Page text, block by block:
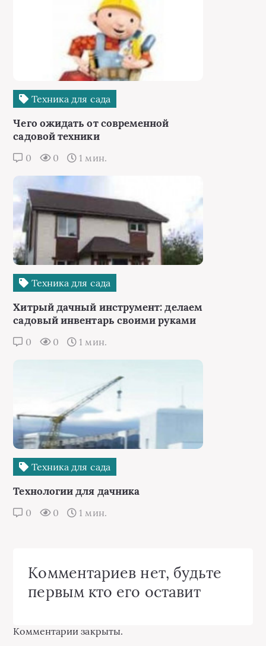
Техника для сада
Чего ожидать от современной
садовой техники
0 0 1 мин.
Техника для сада
Хитрый дачный инструмент: делаем
садовый инвентарь своими руками
0 0 1 мин.
Техника для сада
Технологии для дачника
0 0 1 мин.
Комментариев нет, будьте
первым кто его оставит
Комментарии закрыты.